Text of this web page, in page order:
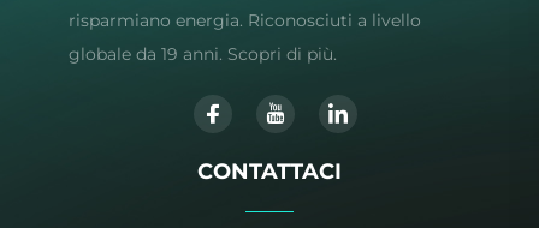
risparmiano energia. Riconosciuti a livello
globale da 19 anni. Scopri di più.
CONTATTACI